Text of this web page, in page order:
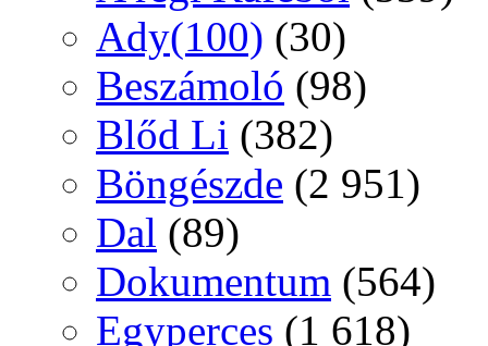
Ady(100) (30)
Beszámoló (98)
Blőd Li (382)
Böngészde (2 951)
Dal (89)
Dokumentum (564)
Egyperces (1 618)